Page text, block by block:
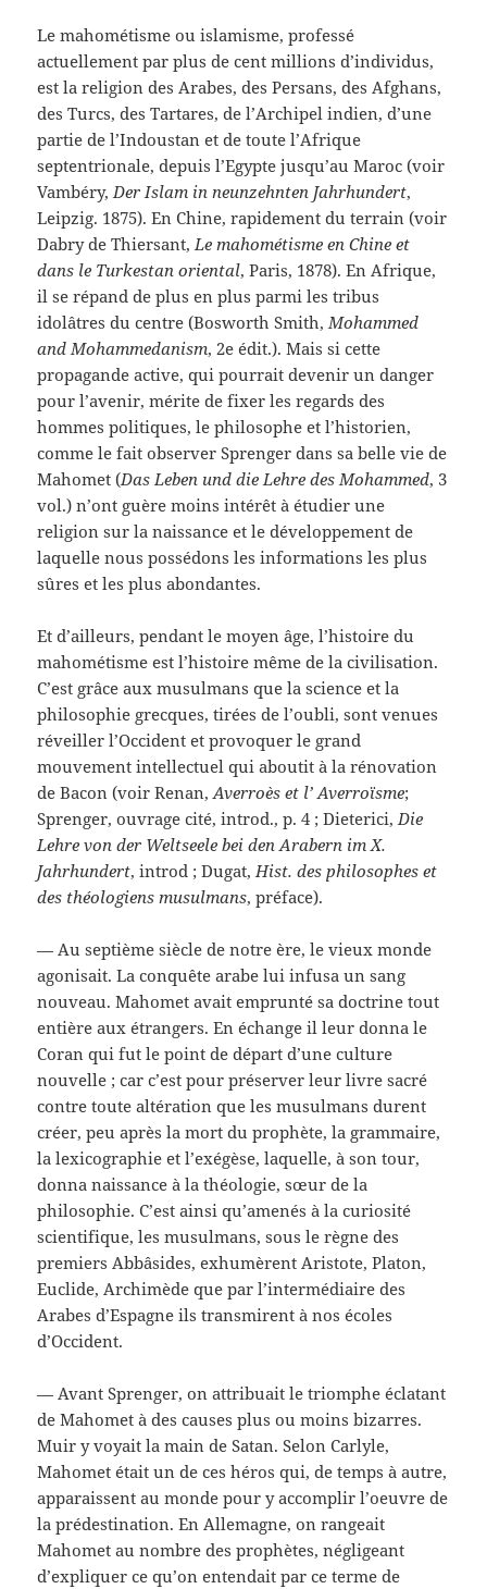
Le mahométisme ou islamisme, professé
actuellement par plus de cent millions d’individus,
est la religion des Arabes, des Persans, des Afghans,
des Turcs, des Tartares, de l’Archipel indien, d’une
partie de l’Indoustan et de toute l’Afrique
septentrionale, depuis l’Egypte jusqu’au Maroc (voir
Vambéry,Der Islam in neunzehnten Jahrhundert,
Leipzig. 1875). En Chine, rapidement du terrain (voir
Dabry de Thiersant,Le mahométisme en Chine et
dans le Turkestan oriental, Paris, 1878). En Afrique,
il se répand de plus en plus parmi les tribus
idolâtres du centre (Bosworth Smith,Mohammed
and Mohammedanism, 2e édit.). Mais si cette
propagande active, qui pourrait devenir un danger
pour l’avenir, mérite de fixer les regards des
hommes politiques, le philosophe et l’historien,
comme le fait observer Sprenger dans sa belle vie de
Mahomet (Das Leben und die Lehre des Mohammed, 3
vol.) n’ont guère moins intérêt à étudier une
religion sur la naissance et le développement de
laquelle nous possédons les informations les plus
sûres et les plus abondantes.
Et d’ailleurs, pendant le moyen âge, l’histoire du
mahométisme est l’histoire même de la civilisation.
C’est grâce aux musulmans que la science et la
philosophie grecques, tirées de l’oubli, sont venues
réveiller l’Occident et provoquer le grand
mouvement intellectuel qui aboutit à la rénovation
de Bacon (voir Renan,Averroès et l’ Averroïsme;
Sprenger, ouvrage cité, introd., p. 4 ; Dieterici, Die
Lehre von der Weltseele bei den Arabern im X.
Jahrhundert, introd ; Dugat,Hist. des philosophes et
des théologiens musulmans, préface).
— Au septième siècle de notre ère, le vieux monde
agonisait. La conquête arabe lui infusa un sang
nouveau. Mahomet avait emprunté sa doctrine tout
entière aux étrangers. En échange il leur donna le
Coran qui fut le point de départ d’une culture
nouvelle ; car c’est pour préserver leur livre sacré
contre toute altération que les musulmans durent
créer, peu après la mort du prophète, la grammaire,
la lexicographie et l’exégèse, laquelle, à son tour,
donna naissance à la théologie, sœur de la
philosophie. C’est ainsi qu’amenés à la curiosité
scientifique, les musulmans, sous le règne des
premiers Abbâsides, exhumèrent Aristote, Platon,
Euclide, Archimède que par l’intermédiaire des
Arabes d’Espagne ils transmirent à nos écoles
d’Occident.
— Avant Sprenger, on attribuait le triomphe éclatant
de Mahomet à des causes plus ou moins bizarres.
Muir y voyait la main de Satan. Selon Carlyle,
Mahomet était un de ces héros qui, de temps à autre,
apparaissent au monde pour y accomplir l’oeuvre de
la prédestination. En Allemagne, on rangeait
Mahomet au nombre des prophètes, négligeant
d’expliquer ce qu’on entendait par ce terme de